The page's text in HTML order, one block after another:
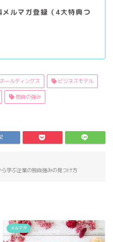
メルマガ登録（4大特典つ
ールディングス ビジネスモデル
独自の強み
学ぶ企業の独自強みの見つけ方
メルマガ